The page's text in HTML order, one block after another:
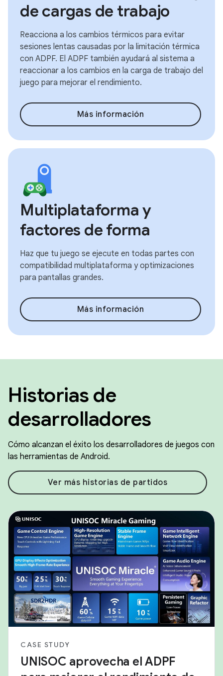
de cargas de trabajo
Reacciona a los cambios térmicos para evitar
sesiones lentas causadas por la limitación térmica
con ADPF. El ADPF también ayudará al sistema a
reaccionar a los cambios en la carga de trabajo del
juego para mejorar el rendimiento.
Más información
Multiplataforma y
factores de forma
Haz que tu juego se ejecute en todas partes con
compatibilidad multiplataforma y optimizaciones
para pantallas grandes.
Más información
Historias de
desarrolladores
Cómo alcanzan el éxito los desarrolladores de juegos con
las herramientas de Android.
Ver más historias de partidos
CASE STUDY
UNISOC aprovecha el ADPF